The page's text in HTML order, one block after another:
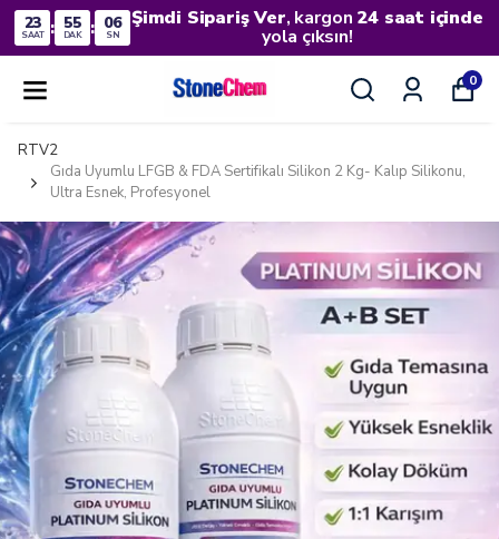
23
SAAT : 55
DAK : 05
SN
Şimdi Sipariş Ver, kargon 24 saat içinde
yola çıksın!
0
RTV2
Gıda Uyumlu LFGB & FDA Sertifikalı Silikon 2 Kg- Kalıp Silikonu,
Ultra Esnek, Profesyonel